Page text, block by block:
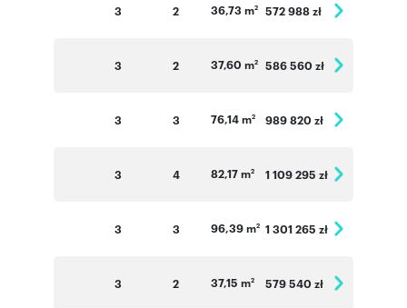
3 2 36,73 m2 572 988 zł
3 2 37,60 m2 586 560 zł
3 3 76,14 m2 989 820 zł
3 4 82,17 m2 1 109 295 zł
3 3 96,39 m2 1 301 265 zł
3 2 37,15 m2 579 540 zł